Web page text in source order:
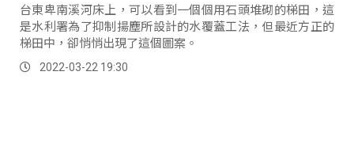
台東卑南溪河床上，可以看到一個個用石頭堆砌的梯田，這
是水利署為了抑制揚塵所設計的水覆蓋工法，但最近方正的
梯田中，卻悄悄出現了這個圖案。
2022-03-22 19:30